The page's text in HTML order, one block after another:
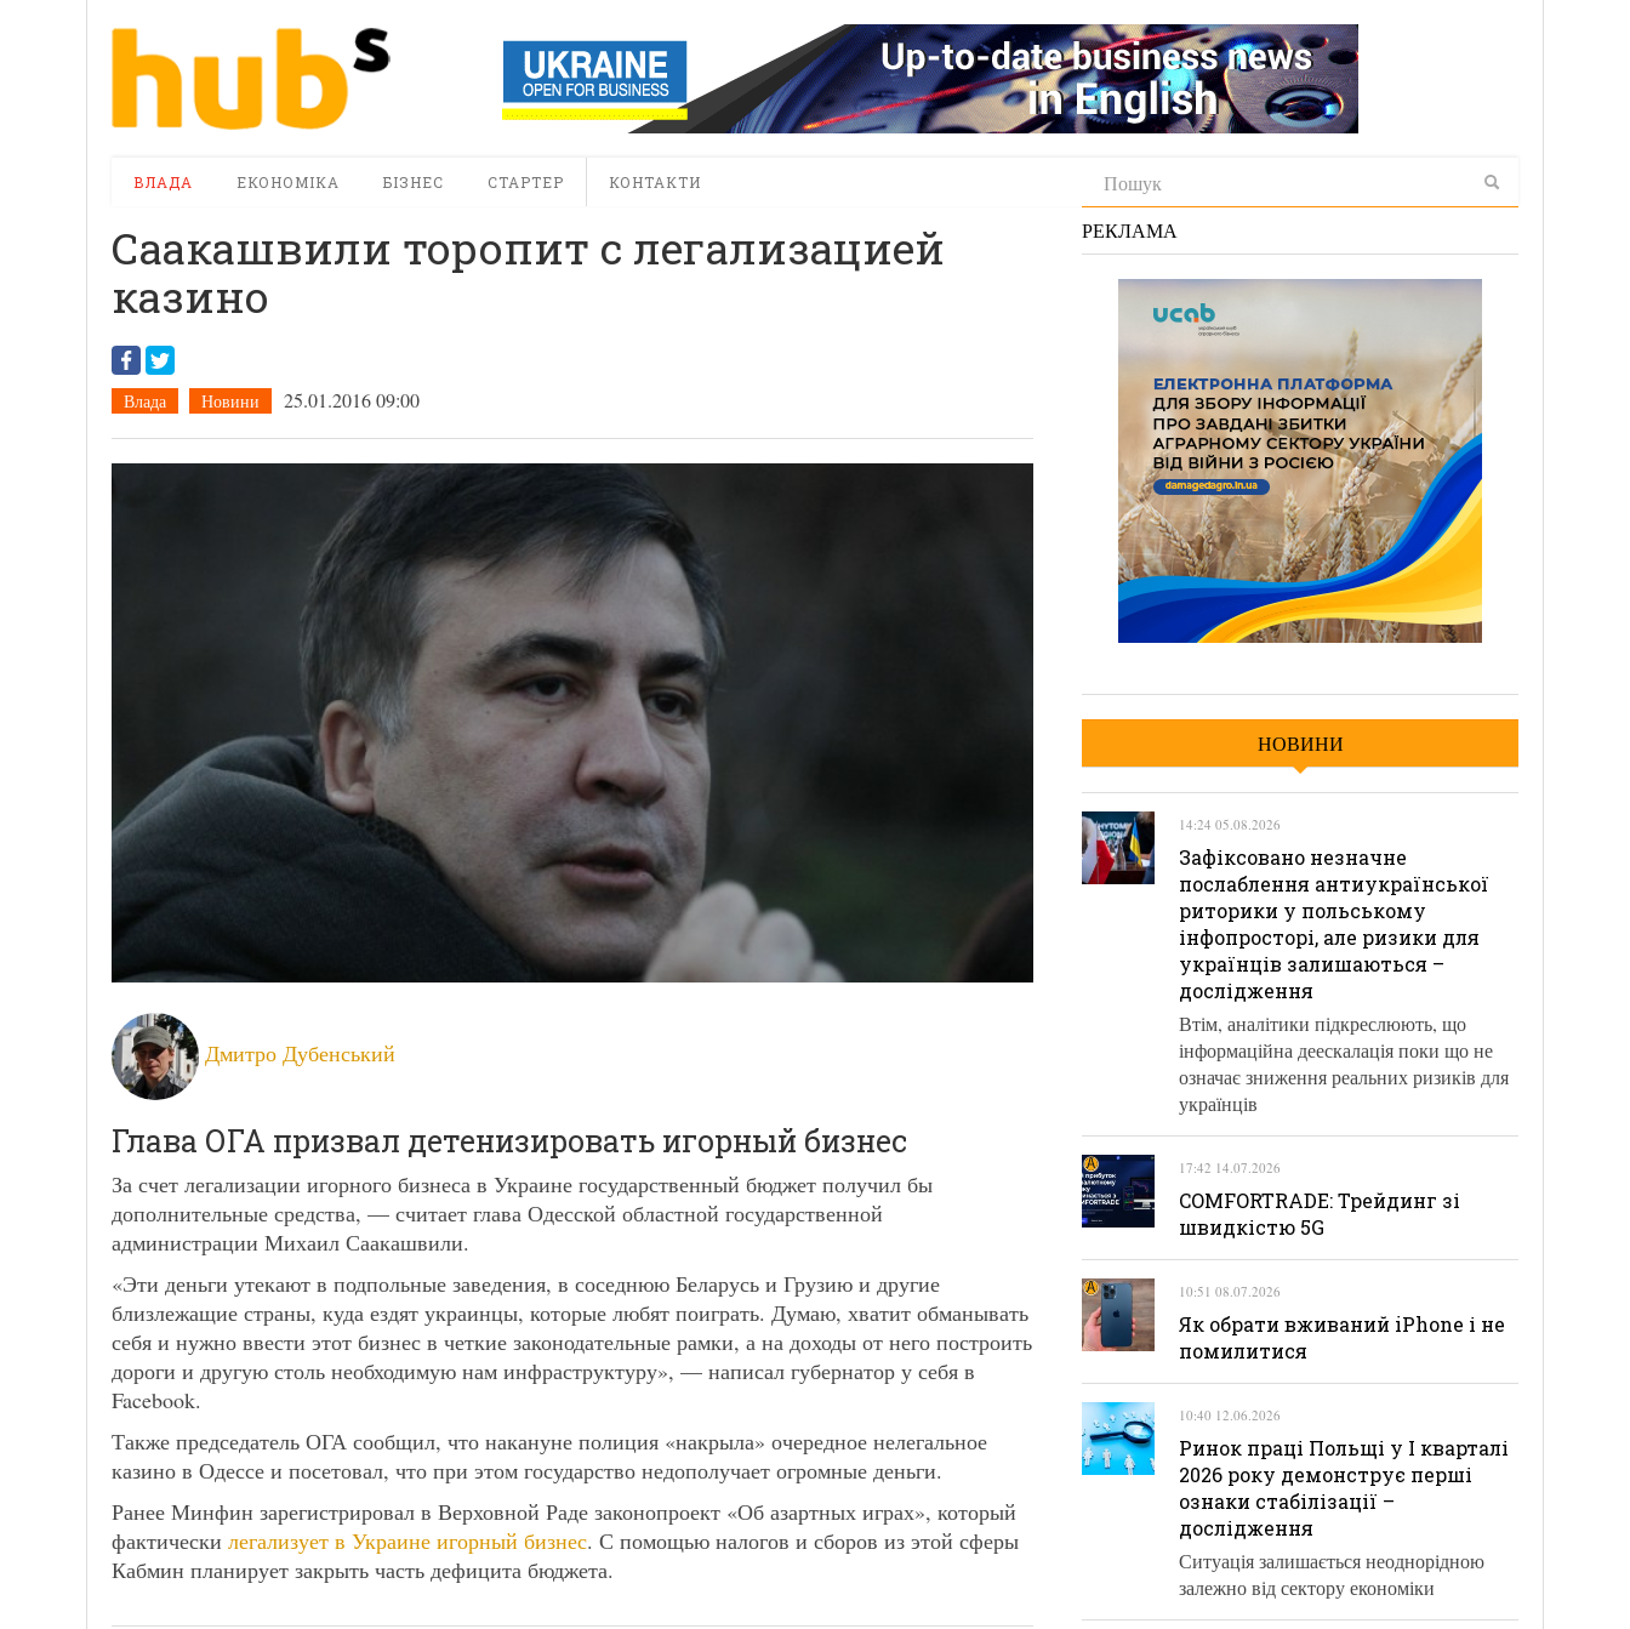
ВЛАДА ЕКОНОМІКА БІЗНЕС СТАРТЕР КОНТАКТИ
Саакашвили торопит с легализацией
казино
Влада Новини 25.01.2016 09:00
Дмитро Дубенський
Глава ОГА призвал детенизировать игорный бизнес
За счет легализации игорного бизнеса в Украине государственный бюджет получил бы
дополнительные средства, — считает глава Одесской областной государственной
администрации Михаил Саакашвили.
«Эти деньги утекают в подпольные заведения, в соседнюю Беларусь и Грузию и другие
близлежащие страны, куда ездят украинцы, которые любят поиграть. Думаю, хватит обманывать
себя и нужно ввести этот бизнес в четкие законодательные рамки, а на доходы от него построить
дороги и другую столь необходимую нам инфраструктуру», — написал губернатор у себя в
Facebook.
Также председатель ОГА сообщил, что накануне полиция «накрыла» очередное нелегальное
казино в Одессе и посетовал, что при этом государство недополучает огромные деньги.
Ранее Минфин зарегистрировал в Верховной Раде законопроект «Об азартных играх», который
фактически легализует в Украине игорный бизнес. С помощью налогов и сборов из этой сферы
Кабмин планирует закрыть часть дефицита бюджета.
РЕКЛАМА
НОВИНИ
14:24 05.08.2026
Зафіксовано незначне
послаблення антиукраїнської
риторики у польському
інфопросторі, але ризики для
українців залишаються –
дослідження
Втім, аналітики підкреслюють, що
інформаційна деескалація поки що не
означає зниження реальних ризиків для
українців
17:42 14.07.2026
COMFORTRADE: Трейдинг зі
швидкістю 5G
10:51 08.07.2026
Як обрати вживаний iPhone і не
помилитися
10:40 12.06.2026
Ринок праці Польщі у І кварталі
2026 року демонструє перші
ознаки стабілізації –
дослідження
Ситуація залишається неоднорідною
залежно від сектору економіки